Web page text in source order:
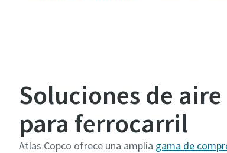
Soluciones de
para ferrocarril
Atlas Copco ofrece una amplia gama de